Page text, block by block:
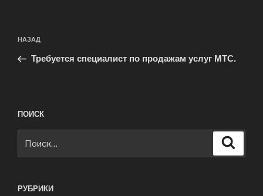
по
записям
Предыдущая
запись:
НАЗАД
Требуется специалист по продажам услуг МТС.
ПОИСК
РУБРИКИ